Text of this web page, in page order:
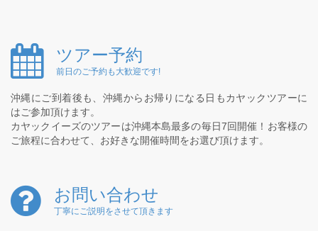
ツアー予約
前日のご予約も大歓迎です!
沖縄にご到着後も、沖縄からお帰りになる日もカヤックツアーに
はご参加頂けます。
カヤックイーズのツアーは沖縄本島最多の毎日7回開催！お客様の
ご旅程に合わせて、お好きな開催時間をお選び頂けます。
お問い合わせ
丁寧にご説明をさせて頂きます